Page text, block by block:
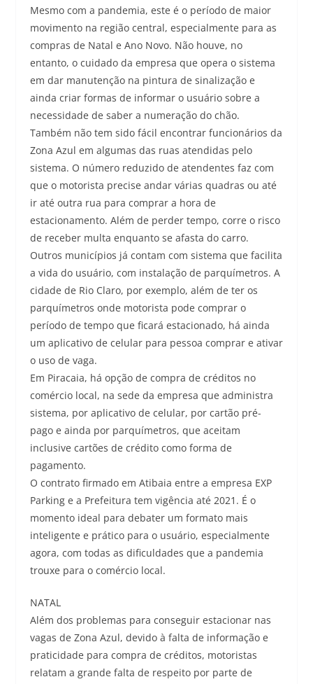
Mesmo com a pandemia, este é o período de maior
movimento na região central, especialmente para as
compras de Natal e Ano Novo. Não houve, no
entanto, o cuidado da empresa que opera o sistema
em dar manutenção na pintura de sinalização e
ainda criar formas de informar o usuário sobre a
necessidade de saber a numeração do chão.
Também não tem sido fácil encontrar funcionários da
Zona Azul em algumas das ruas atendidas pelo
sistema. O número reduzido de atendentes faz com
que o motorista precise andar várias quadras ou até
ir até outra rua para comprar a hora de
estacionamento. Além de perder tempo, corre o risco
de receber multa enquanto se afasta do carro.
Outros municípios já contam com sistema que facilita
a vida do usuário, com instalação de parquímetros. A
cidade de Rio Claro, por exemplo, além de ter os
parquímetros onde motorista pode comprar o
período de tempo que ficará estacionado, há ainda
um aplicativo de celular para pessoa comprar e ativar
o uso de vaga.
Em Piracaia, há opção de compra de créditos no
comércio local, na sede da empresa que administra
sistema, por aplicativo de celular, por cartão pré-
pago e ainda por parquímetros, que aceitam
inclusive cartões de crédito como forma de
pagamento.
O contrato firmado em Atibaia entre a empresa EXP
Parking e a Prefeitura tem vigência até 2021. É o
momento ideal para debater um formato mais
inteligente e prático para o usuário, especialmente
agora, com todas as dificuldades que a pandemia
trouxe para o comércio local.
NATAL
Além dos problemas para conseguir estacionar nas
vagas de Zona Azul, devido à falta de informação e
praticidade para compra de créditos, motoristas
relatam a grande falta de respeito por parte de